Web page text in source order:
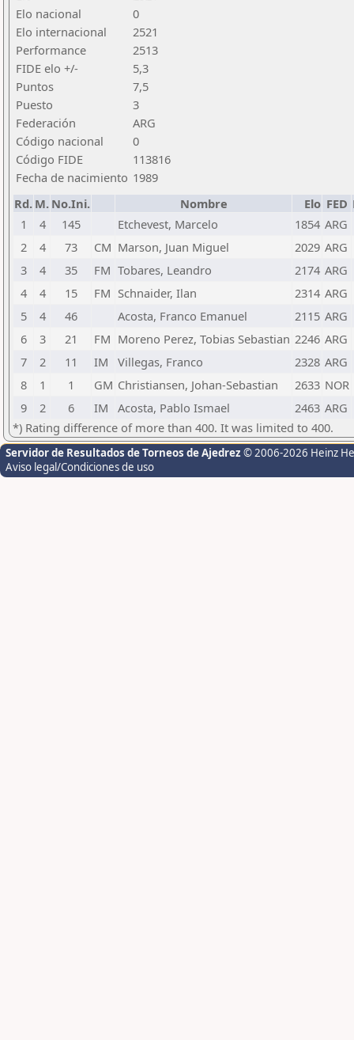
Elo nacional
0
Elo internacional
2521
Performance
2513
FIDE elo +/-
5,3
Puntos
7,5
Puesto
3
Federación
ARG
Código nacional
0
Código FIDE
113816
Fecha de nacimiento 1989
Rd. M. No.Ini. Nombre Elo FED
1
4 145 Etchevest, Marcelo 1854 ARG
2
4 73 CM Marson, Juan Miguel 2029 ARG
3
4 35 FM Tobares, Leandro 2174 ARG
4
4 15 FM Schnaider, Ilan 2314 ARG
5
4 46 Acosta, Franco Emanuel 2115 ARG
6
3 21 FM Moreno Perez, Tobias Sebastian 2246 ARG
7
2 11 IM Villegas, Franco 2328 ARG
8
1 1 GM Christiansen, Johan-Sebastian 2633 NOR
9
2 6 IM Acosta, Pablo Ismael 2463 ARG
*) Rating difference of more than 400. It was limited to 400.
Servidor de Resultados de Torneos de Ajedrez © 2006-2026 Heinz
Aviso legal/Condiciones de uso